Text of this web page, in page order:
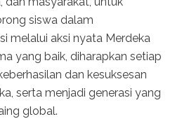
siswa dalam
melalui aksi nyata Merdeka
yang baik, diharapkan setiap
dan kesuksesan
serta menjadi generasi yang
global.